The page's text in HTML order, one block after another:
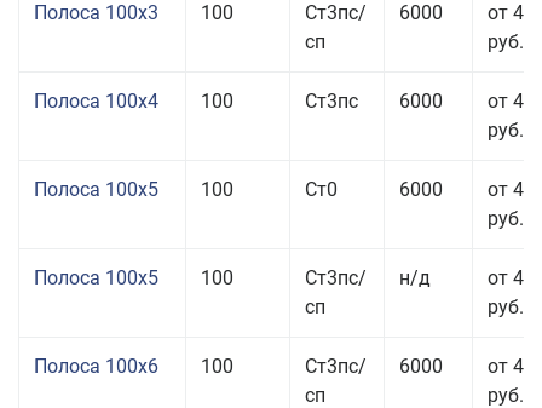
Полоса 100x3 100
Ст3пс/
сп
6000
от 46
руб.
Полоса 100x4 100 Ст3пс 6000
от 46
руб.
Полоса 100x5 100 Ст0 6000
от 46
руб.
Полоса 100x5 100
Ст3пс/
сп
н/д
от 46
руб.
Полоса 100x6 100
Ст3пс/
сп
6000
от 46
руб.